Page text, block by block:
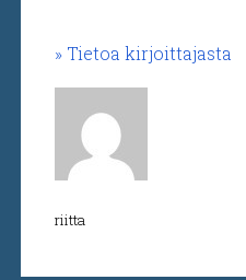
Tietoa kirjoittajasta
riitta